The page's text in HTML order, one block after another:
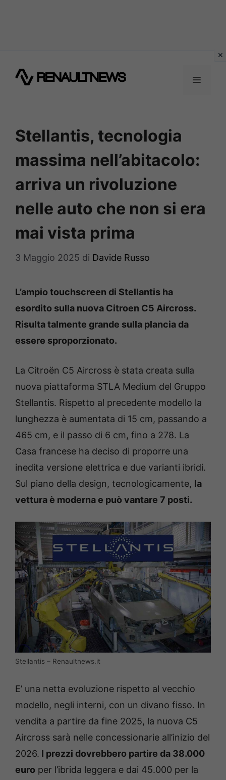
MENU
Stellantis, tecnologia
massima nell’abitacolo:
arriva un rivoluzione
nelle auto che non si era
mai vista prima
3 Maggio 2025 di Davide Russo
L’ampio touchscreen di Stellantis ha
esordito sulla nuova Citroen C5 Aircross.
Risulta talmente grande sulla plancia da
essere sproporzionato.
La Citroën C5 Aircross è stata creata sulla
nuova piattaforma STLA Medium del Gruppo
Stellantis. Rispetto al precedente modello la
lunghezza è aumentata di 15 cm, passando a
465 cm, e il passo di 6 cm, fino a 278. La
Casa francese ha deciso di proporre una
inedita versione elettrica e due varianti ibridi.
Sul piano della design, tecnologicamente, la
vettura è moderna e può vantare 7 posti.
Stellantis – Renaultnews.it
E’ una netta evoluzione rispetto al vecchio
modello, negli interni, con un divano fisso. In
vendita a partire da fine 2025, la nuova C5
Aircross sarà nelle concessionarie all’inizio del
2026. I prezzi dovrebbero partire da 38.000
euro per l’ibrida leggera e dai 45.000 per la